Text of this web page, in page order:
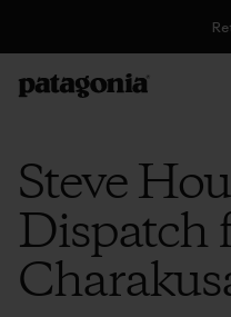
Steve
Dispatch